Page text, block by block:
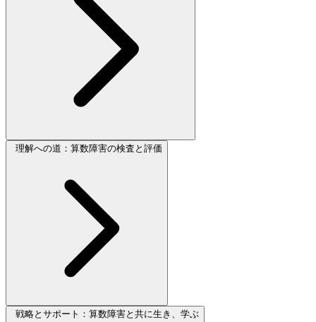
理解への道：算数障害の検査と評価
戦略とサポート：算数障害と共に生き、学ぶ